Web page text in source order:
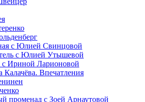
с Юлией Свинцовой
с Юлией Утышевой
Ириной Ларионовой
Калачёва. Впечатления
променад с Зоей Арнаутовой